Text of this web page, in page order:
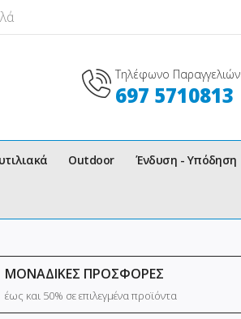
Τηλέφωνο Παραγγελιών
697 5710813
Outdoor Ένδυση - Υπόδηση
ΜΟΝΑΔΙΚΕΣ ΠΡΟΣΦΟΡΕΣ
έως και 50% σε επιλεγμένα προϊόντα